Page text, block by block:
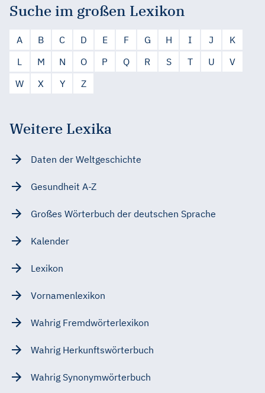
Suche im großen Lexikon
A B C D E F G H I J
K
L
M N O P Q R S T U
V
W
X Y Z
Weitere Lexika
Daten der Weltgeschichte
Gesundheit A-Z
Großes Wörterbuch der deutschen Sprache
Kalender
Lexikon
Vornamenlexikon
Wahrig Fremdwörterlexikon
Wahrig Herkunftswörterbuch
Wahrig Synonymwörterbuch